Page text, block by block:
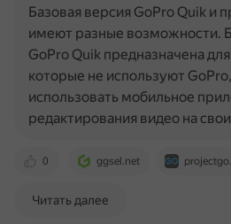
0 ggsel.net
Базовая версия GoPro Quik и
имеют разные возможности.
GoPro Quik предназначена
которые не используют
использовать мобильное
редактирования видео на
Читать далее